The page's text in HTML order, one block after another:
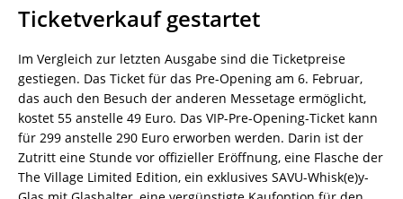
Ticketverkauf gestartet
Im Vergleich zur letzten Ausgabe sind die Ticketpreise
gestiegen. Das Ticket für das Pre-Opening am 6. Februar,
das auch den Besuch der anderen Messetage ermöglicht,
kostet 55 anstelle 49 Euro. Das VIP-Pre-Opening-Ticket kann
für 299 anstelle 290 Euro erworben werden. Darin ist der
Zutritt eine Stunde vor offizieller Eröffnung, eine Flasche der
The Village Limited Edition, ein exklusives SAVU-Whisk(e)y-